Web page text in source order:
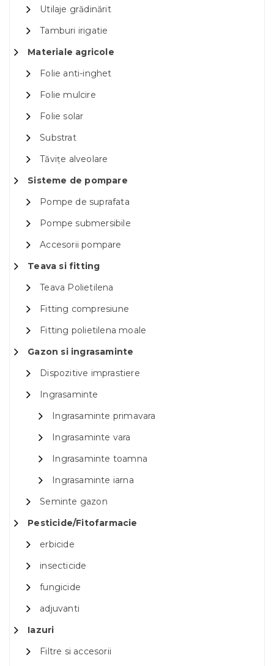
Utilaje grădinărit
Tamburi irigatie
Materiale agricole
Folie anti-inghet
Folie mulcire
Folie solar
Substrat
Tăvițe alveolare
Sisteme de pompare
Pompe de suprafata
Pompe submersibile
Accesorii pompare
Teava si fitting
Teava Polietilena
Fitting compresiune
Fitting polietilena moale
Gazon si ingrasaminte
Dispozitive imprastiere
Ingrasaminte
Ingrasaminte primavara
Ingrasaminte vara
Ingrasaminte toamna
Ingrasaminte iarna
Seminte gazon
Pesticide/Fitofarmacie
erbicide
insecticide
fungicide
adjuvanti
Iazuri
Filtre si accesorii